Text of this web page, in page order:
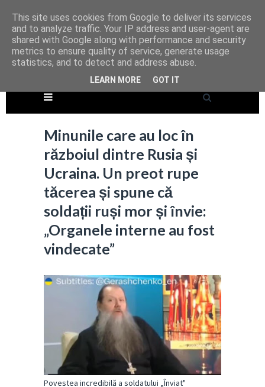
Minunile care au loc în
războiul dintre Rusia și
Ucraina. Un preot rupe
tăcerea și spune că
soldații ruși mor și învie:
„Organele interne au fost
vindecate”
Povestea incredibilă a soldatului „Înviat"
This site uses cookies from Google to deliver its services
and to analyze traffic. Your IP address and user-agent are
shared with Google along with performance and security
metrics to ensure quality of service, generate usage
statistics, and to detect and address abuse.
LEARN MORE GOT IT